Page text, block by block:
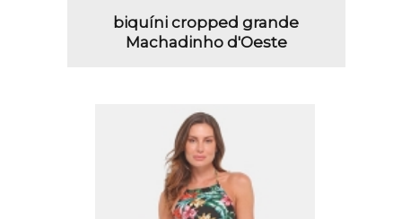
biquíni cropped grande
Machadinho d'Oeste